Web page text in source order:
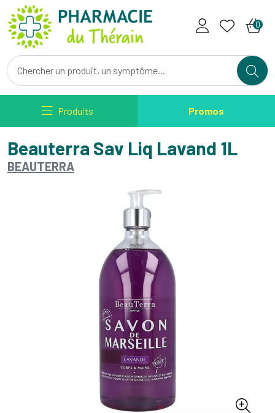
Pharmacie du Therain Votre
0
Produits Promos
Beauterra Sav Liq Lavand 1L
BEAUTERRA